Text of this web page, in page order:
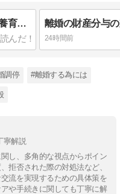
離婚後の子供の扶養はどうなる？養育費や健康保険や税金控除の仕組みとは？
24時間前
調停 #離婚する為には
寧解説
し、多角的な視点からポイン
拒否された際の対処法など、
流を実現するための具体策を
や手続きに関しても丁寧に解